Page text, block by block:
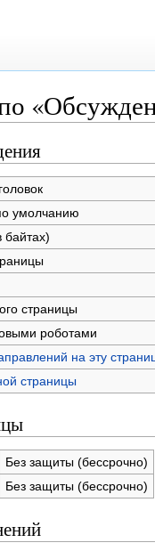
умолчанию
байтах)
страницы
роботами
на эту
страницы
Без защиты (бессрочно)
Без защиты (бессрочно)